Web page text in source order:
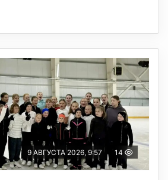
9 АВГУСТА 2026, 9:57 14